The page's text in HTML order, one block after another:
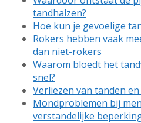
tandhalzen?
Hoe kun je gevoelige
Rokers hebben vaak
dan niet-rokers
Waarom bloedt het
snel?
Verliezen van tanden
Mondproblemen bij
verstandelijke